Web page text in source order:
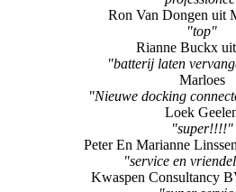
Ron Van Dongen uit
"top"
Rianne Buckx
"batterij laten
Marloes
"Nieuwe docking
Loek
"super!!!!"
Peter En Marianne
"service en
Kwaspen Consultancy